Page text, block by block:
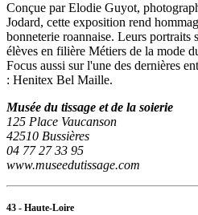
Conçue par Elodie Guyot,
Jodard, cette exposition rend
bonneterie roannaise. Leurs portraits
élèves en filière Métiers de la mode
Focus aussi sur l'une des dernières
: Henitex Bel Maille.
Musée du tissage et de la soierie
125 Place Vaucanson
42510 Bussières
04 77 27 33 95
www.museedutissage.com
43 - Haute-Loire